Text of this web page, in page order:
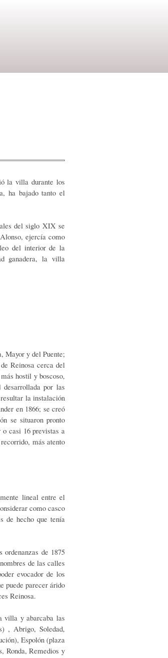
la villa durante los
ha bajado tanto el
del siglo XIX se
ejercía como
del interior de la
ganadera, la villa
Mayor y del Puente;
Reinosa cerca del
hostil y boscoso,
por las
la instalación
en 1866; se creó
se situaron pronto
casi 16 previstas a
más atento
lineal entre el
como casco
de hecho que tenía
de 1875
de las calles
evocador de los
puede parecer árido
Reinosa.
villa y abarcaba las
, Abrigo, Soledad,
Espolón (plaza
Ronda, Remedios y